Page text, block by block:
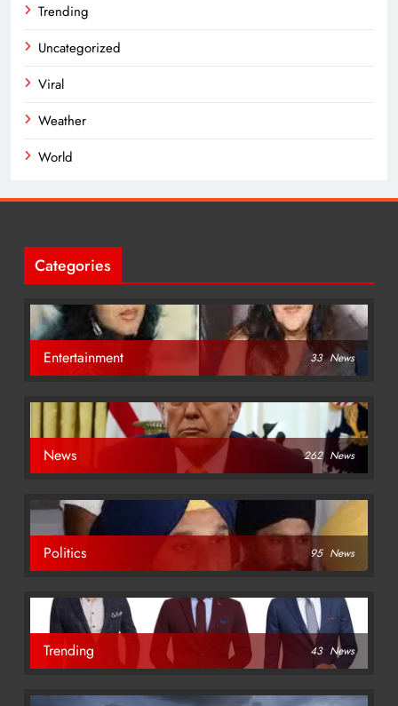
Trending
Uncategorized
Viral
Weather
World
Categories
Entertainment 33 News
News 262 News
Politics 95 News
Trending 43 News